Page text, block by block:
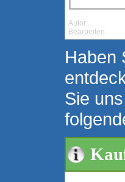
Autor:
Bearbeiten
Haben
Sie